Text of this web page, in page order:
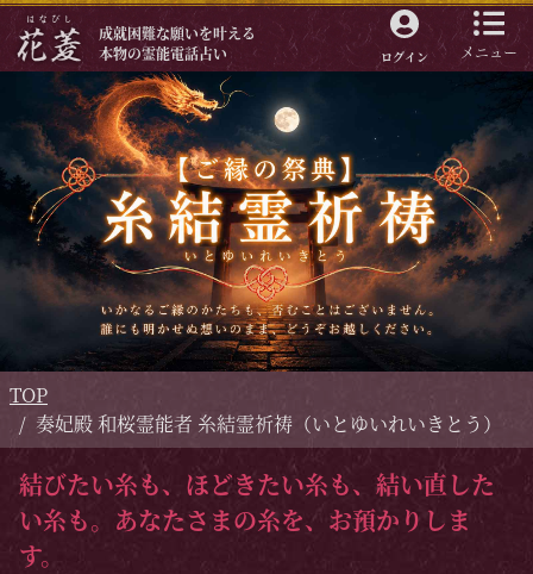
メニュー
成就困難な願いを叶える
本物の霊能電話占い
ログイン
TOP
奏妃殿 和桜霊能者 糸結霊祈祷（いとゆいれいきとう）
結びたい糸も、ほどきたい糸も、結い直した
い糸も。あなたさまの糸を、お預かりしま
す。